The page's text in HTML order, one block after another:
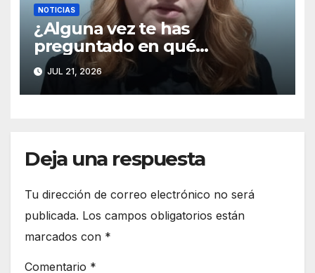
NOTICIAS
¿Alguna vez te has
preguntado en qué
momento el silencio deja de
ser pacífico y se convierte en
el peor enemigo de una
JUL 21, 2026
Deja una respuesta
Tu dirección de correo electrónico no será
publicada. Los campos obligatorios están
marcados con *
Comentario *